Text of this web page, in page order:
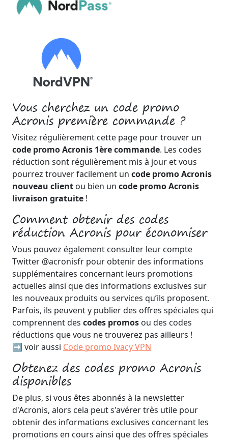
Vous cherchez un code promo
Acronis première commande ?
Visitez régulièrement cette page pour trouver un
code promo Acronis 1ère commande. Les codes
réduction sont régulièrement mis à jour et vous
pourrez trouver facilement un code promo Acronis
nouveau client ou bien un code promo Acronis
livraison gratuite !
Comment obtenir des codes
réduction Acronis pour économiser
Vous pouvez également consulter leur compte
Twitter @acronisfr pour obtenir des informations
supplémentaires concernant leurs promotions
actuelles ainsi que des informations exclusives sur
les nouveaux produits ou services qu’ils proposent.
Parfois, ils peuvent y publier des offres spéciales qui
comprennent des codes promos ou des codes
réductions que vous ne trouverez pas ailleurs !
➡️ voir aussi Code promo Ivacy VPN
Obtenez des codes promo Acronis
disponibles
De plus, si vous êtes abonnés à la newsletter
d'Acronis, alors cela peut s'avérer très utile pour
obtenir des informations exclusives concernant les
promotions en cours ainsi que des offres spéciales